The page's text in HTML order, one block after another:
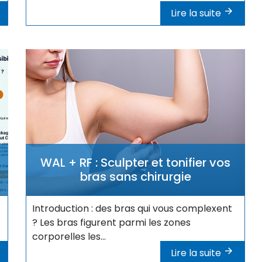
Lire la suite
WAL + RF : Sculpter et tonifier vos
bras sans chirurgie
Introduction : des bras qui vous complexent
? Les bras figurent parmi les zones
corporelles les...
Lire la suite